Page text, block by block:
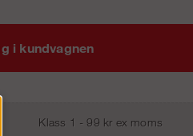
i kundvagnen
Klass 1 - 99 kr ex moms